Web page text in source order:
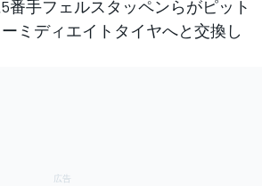
番手フェルスタッペンらがピット
ミディエイトタイヤへと交換し